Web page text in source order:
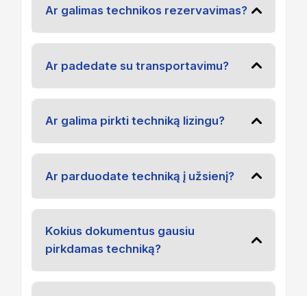
Ar galimas technikos rezervavimas?
Ar padedate su transportavimu?
Ar galima pirkti techniką lizingu?
Ar parduodate techniką į užsienį?
Kokius dokumentus gausiu
pirkdamas techniką?